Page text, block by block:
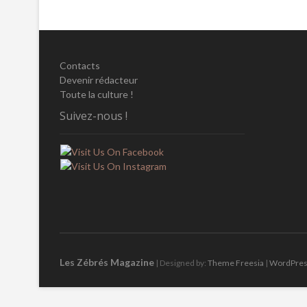
Contacts
Devenir rédacteur
Toute la culture !
Suivez-nous !
Les Zébrés Magazine | Designed by: Theme Freesia |